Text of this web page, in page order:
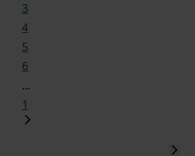
3
4
5
6
...
1